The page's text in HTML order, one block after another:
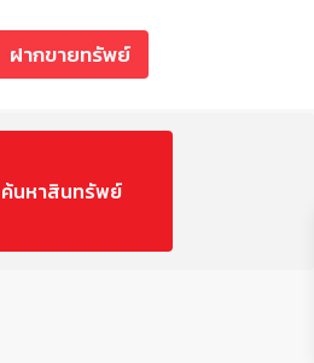
ฝากขายทรัพย์